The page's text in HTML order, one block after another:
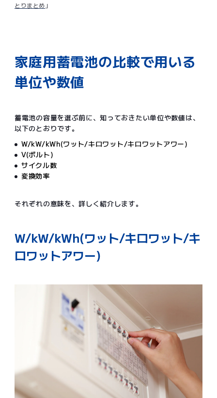
とりまとめ 」
家庭用蓄電池の比較で用いる
単位や数値
蓄電池の容量を選ぶ前に、知っておきたい単位や数値は、
以下のとおりです。
W/kW/kWh(ワット/キロワット/キロワットアワー)
V(ボルト)
サイクル数
変換効率
それぞれの意味を、詳しく紹介します。
W/kW/kWh(ワット/キロワット/キ
ロワットアワー)